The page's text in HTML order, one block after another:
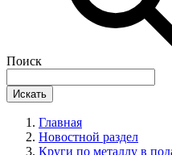
Поиск
Искать
Главная
Новостной раздел
Круги по металлу в